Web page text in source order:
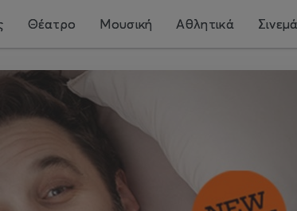
Θέατρο Μουσική Αθλητικά Σινεμά